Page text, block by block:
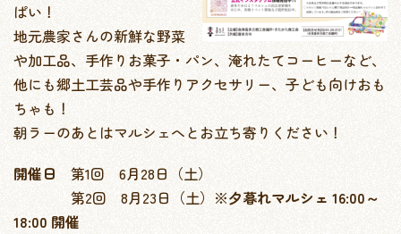
ぱい！
地元農家さんの新鮮な野菜
や加工品、手作りお菓子・パン、淹れたてコーヒーなど、
他にも郷土工芸品や手作りアクセサリー、子ども向けおも
ちゃも！
朝ラーのあとはマルシェへとお立ち寄りください！
開催日 第1回 6月28日（土）
第2回 8月23日（土） ※夕暮れマルシェ 16:00～
18:00 開催